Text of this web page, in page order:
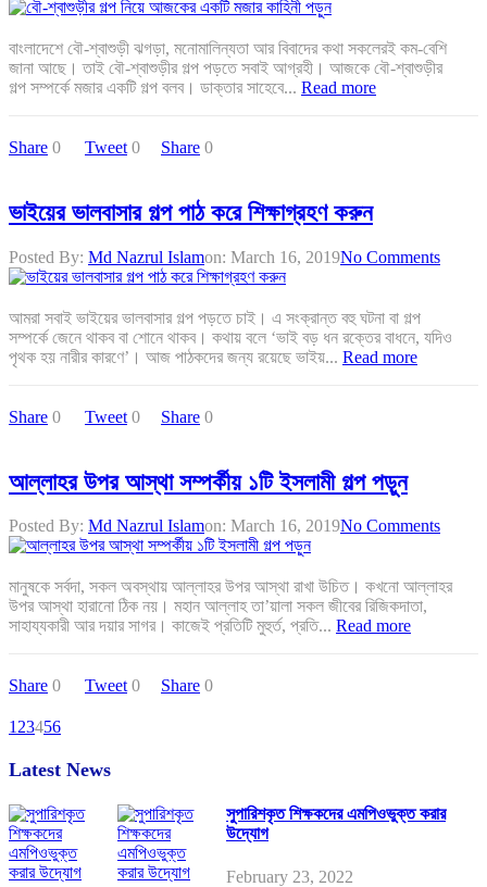
বাংলাদেশে বৌ-শ্বাশুড়ী ঝগড়া, মনোমালিন্যতা আর বিবাদের কথা সকলেরই কম-বেশি
জানা আছে। তাই বৌ-শ্বাশুড়ীর গল্প পড়তে সবাই আগ্রহী। আজকে বৌ-শ্বাশুড়ীর
গল্প সম্পর্কে মজার একটি গল্প বলব। ডাক্তার সাহেবে... Read more
Share 0 Tweet 0 Share 0
ভাইয়ের ভালবাসার গল্প পাঠ করে শিক্ষাগ্রহণ করুন
Posted By: Md Nazrul Islamon: March 16, 2019No Comments
আমরা সবাই ভাইয়ের ভালবাসার গল্প পড়তে চাই। এ সংক্রান্ত বহু ঘটনা বা গল্প
সম্পর্কে জেনে থাকব বা শোনে থাকব। কথায় বলে ‘ভাই বড় ধন রক্তের বাধনে, যদিও
পৃথক হয় নারীর কারণে’। আজ পাঠকদের জন্য রয়েছে ভাইয়... Read more
Share 0 Tweet 0 Share 0
আল্লাহর উপর আস্থা সম্পর্কীয় ১টি ইসলামী গল্প পড়ুন
Posted By: Md Nazrul Islamon: March 16, 2019No Comments
মানুষকে সর্বদা, সকল অবস্থায় আল্লাহর উপর আস্থা রাখা উচিত। কখনো আল্লাহর
উপর আস্থা হারানো ঠিক নয়। মহান আল্লাহ তা’য়ালা সকল জীবের রিজিকদাতা,
সাহায্যকারী আর দয়ার সাগর। কাজেই প্রতিটি মুহুর্ত, প্রতি... Read more
Share 0 Tweet 0 Share 0
1 23456
Latest News
সুপারিশকৃত শিক্ষকদের এমপিওভুক্ত করার
উদ্যোগ
February 23, 2022